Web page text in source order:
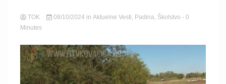
TOK 08/10/2024 in Aktuelne Vesti, Padina, Školstvo - 0
Minutes